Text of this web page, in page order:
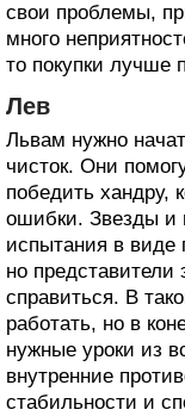
свои проблемы,
много
то покупки лучше
Лев
Львам нужно
чисток. Они
победить хандру,
ошибки. Звезды и
испытания в виде
но представители
справиться. В
работать, но в
нужные уроки из
внутренние
стабильности и